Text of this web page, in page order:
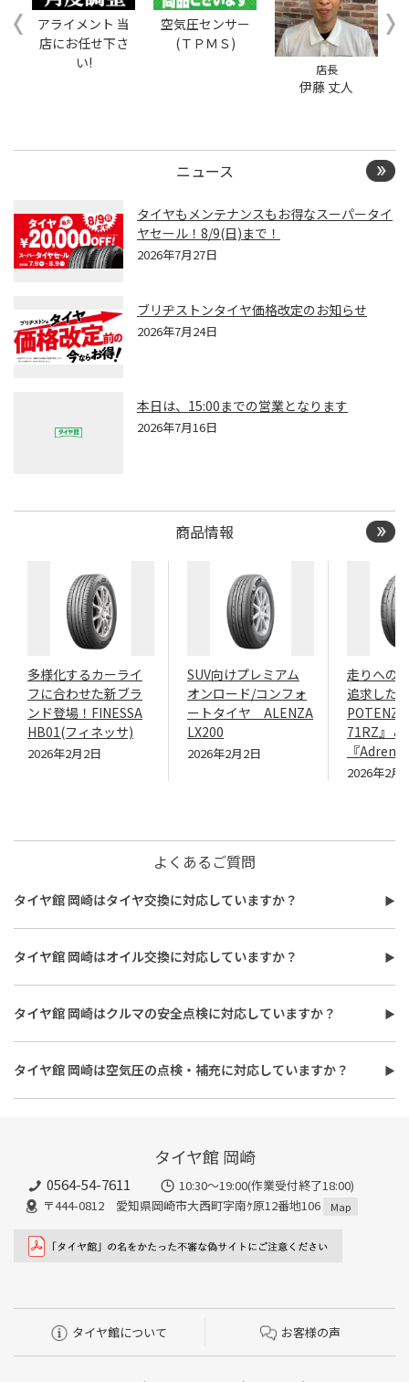
本日のタイヤ履き替え順
番待ち予約 ※クローク契
約会員の方はご利用いた
だけません
アライメント 当
店にお任せ下さ
い!
空気圧センサー
(ＴＰＭＳ)
店長
伊藤 丈人
ニュース
タイヤもメンテナンスもお得なスーパータイ
ヤセール！8/9(日)まで！
2026年7月27日
ブリヂストンタイヤ価格改定のお知らせ
2026年7月24日
本日は、15:00までの営業となります
2026年7月16日
商品情報
多様化するカーライ
フに合わせた新ブラ
ンド登場！FINESSA
HB01(フィネッサ)
2026年2月2日
SUV向けプレミアム
オンロード/コンフォ
ートタイヤ ALENZA
LX200
2026年2月2日
走りへの
追求した
71RZ』＆
『
2026年2月
よくあるご質問
タイヤ館 岡崎はタイヤ交換に対応していますか？
タイヤ館 岡崎はタイヤ交換に対応しています。
費用は、タイヤ交換工賃のほかに、タイヤ本体の価格やホイール
バランス調整、使用済みタイヤ処分費用などがかかる場合があり
ます。
また、作業時間は最短で約30分程度ですが、作業内容や交換本
数、車種により異なり、時間がかかる場合もございます。詳細は店
舗スタッフまでお気軽にご相談ください
タイヤ館 岡崎はオイル交換に対応していますか？
タイヤ館 岡崎はオイル交換に対応しています。
使用するオイルの種類（鉱物油・部分合成油・全合成油）や粘
度、交換量によって費用が変わります。工賃やフィルター代を含め
た交換費用については、店舗スタッフまでお問い合わせくださ
い。
また、所要時間は最短約30分程度になります。こちらもオイルフ
ィルターの同時交換や、在庫・車種、作業時期等により時間が変
タイヤ館 岡崎はクルマの安全点検に対応していますか？
タイヤ館 岡崎はおクルマの安全点検に対応しています。最短30
分、無料で対応させていただきます。
タイヤ館 岡崎は空気圧の点検・補充に対応していますか？
タイヤ館 岡崎は空気圧の点検・補充に対応しています。最短15
タイヤ館 岡崎
0564-54-7611
10:30～19:00(作業受付終了18:00)
〒444-0812 愛知県岡崎市大西町字南ｹ原12番地106
Map
タイヤ館について お客様の声